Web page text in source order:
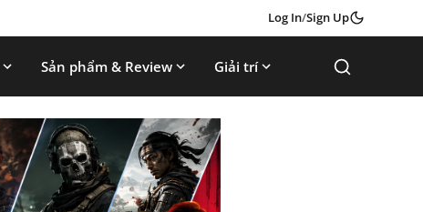
Log In/Sign Up
Sản phẩm & Review Giải trí